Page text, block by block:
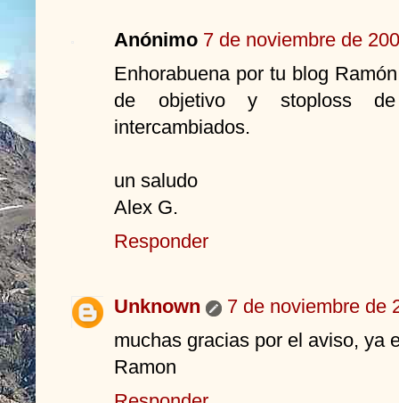
Anónimo 7 de noviembre de
Enhorabuena por tu blog
de objetivo y stoploss
intercambiados.
un saludo
Alex G.
Responder
Unknown
7 de noviembre de
muchas gracias por el aviso, ya
Ramon